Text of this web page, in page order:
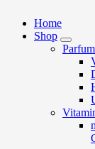
Home
Shop
Parfum